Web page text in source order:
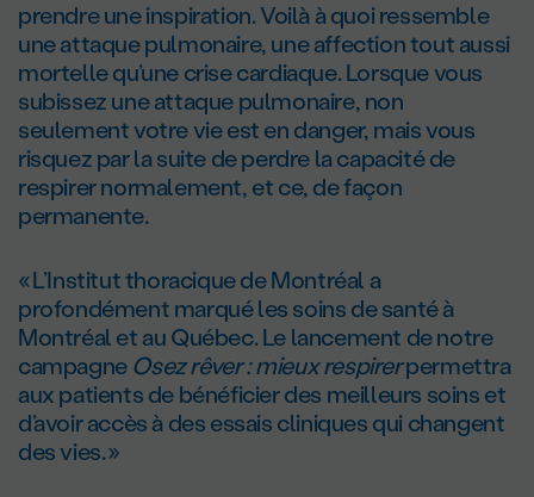
prendre une inspiration. Voilà à quoi ressemble
une attaque pulmonaire, une affection tout aussi
mortelle qu’une crise cardiaque. Lorsque vous
subissez une attaque pulmonaire, non
seulement votre vie est en danger, mais vous
risquez par la suite de perdre la capacité de
respirer normalement, et ce, de façon
permanente.
« L’Institut thoracique de Montréal a
profondément marqué les soins de santé à
Montréal et au Québec. Le lancement de notre
campagneOsez rêver : mieux respirerpermettra
aux patients de bénéficier des meilleurs soins et
d’avoir accès à des essais cliniques qui changent
des vies. »